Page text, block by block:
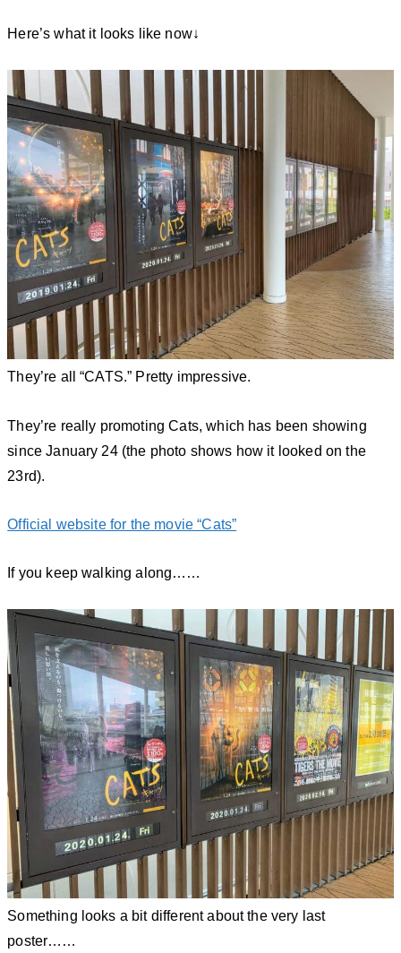
Here’s what it looks like now↓
They’re all “CATS.” Pretty impressive.
They’re really promoting Cats, which has been showing
since January 24 (the photo shows how it looked on the
23rd).
Official website for the movie “Cats”
If you keep walking along……
Something looks a bit different about the very last
poster……